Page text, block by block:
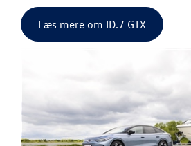
Læs mere om ID.7 GTX